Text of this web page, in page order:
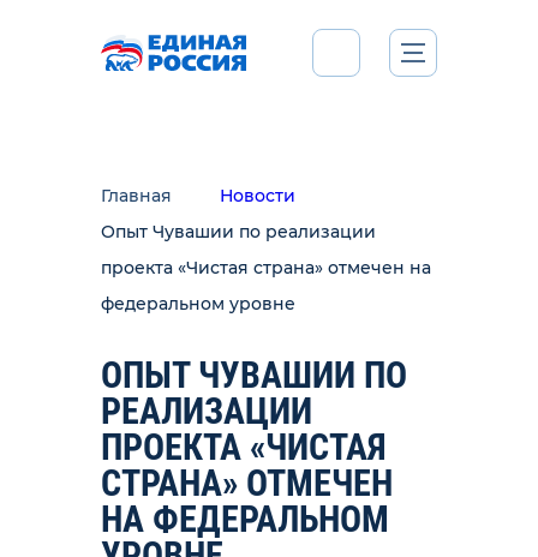
Главная
Новости
Опыт Чувашии по реализации
проекта «Чистая страна» отмечен на
федеральном уровне
ОПЫТ ЧУВАШИИ ПО
РЕАЛИЗАЦИИ
ПРОЕКТА «ЧИСТАЯ
СТРАНА» ОТМЕЧЕН
НА ФЕДЕРАЛЬНОМ